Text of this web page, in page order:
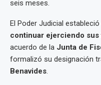
seis meses.
El Poder Judicial estableció
continuar ejerciendo
acuerdo de la Junta de
formalizó su designación
Benavides.